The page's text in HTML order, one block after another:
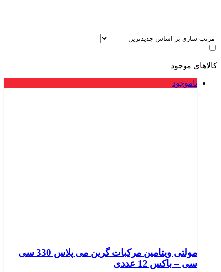
کالاهای موجود
ناموجود
مولتی ویتامین مرکبات گرین می پلاس 330 سی
سی – باکس 12 عددی